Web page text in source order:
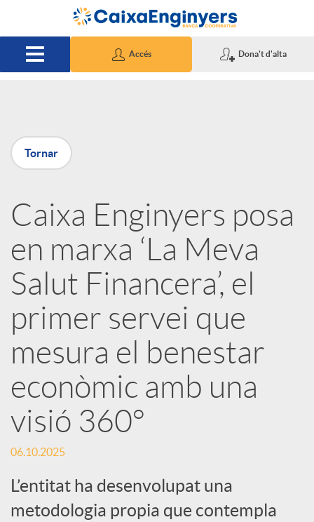
Salta al contingut principal
Accés Dona't d'alta
P
u
b
l
i
c
a
d
o
Tornar
Caixa Enginyers posa
en marxa ‘La Meva
Salut Financera’, el
primer servei que
mesura el benestar
econòmic amb una
visió 360°
06.10.2025
L’entitat ha desenvolupat una
metodologia propia que contempla